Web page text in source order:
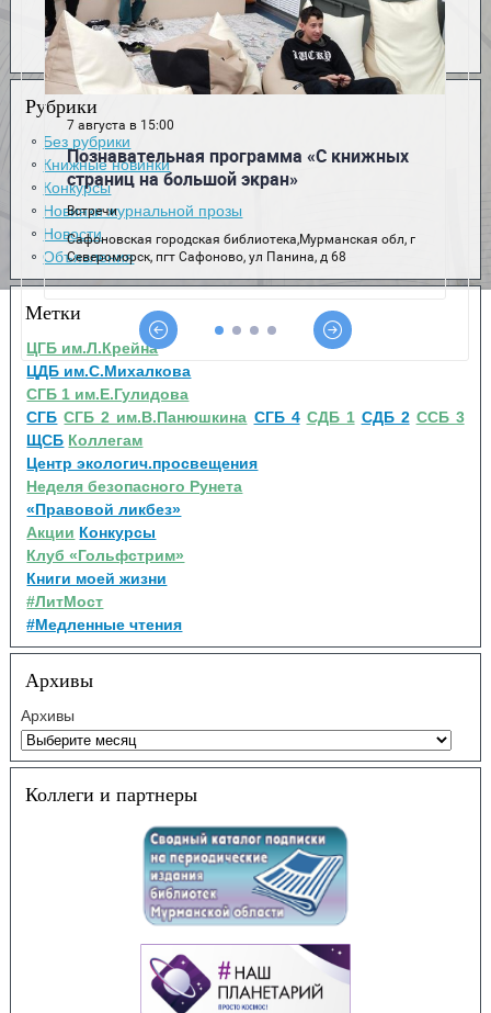
Рубрики
Без рубрики
Книжные новинки
Конкурсы
Новинки журнальной прозы
Новости
Объявления
Метки
ЦГБ им.Л.Крейна
ЦДБ им.С.Михалкова
СГБ 1 им.Е.Гулидова
СГБ СГБ 2 им.В.Панюшкина СГБ 4 СДБ 1 СДБ 2 ССБ 3
ЩСБ Коллегам
Центр экологич.просвещения
Неделя безопасного Рунета
«Правовой ликбез»
Акции Конкурсы
Клуб «Гольфстрим»
Книги моей жизни
#ЛитМост
#Медленные чтения
Архивы
Архивы
Коллеги и партнеры